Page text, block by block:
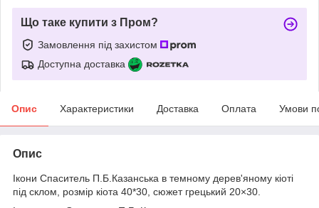
Що таке купити з Пром?
Замовлення під захистом
Доступна доставка
Опис Характеристики Доставка Оплата Умови
Опис
Ікони Спаситель П.Б.Казанська в темному дерев'яному кіоті
під склом, розмір кіота 40*30, сюжет грецький 20×30.